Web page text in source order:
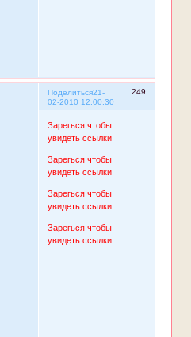
Поделиться 249
21-
02-2010 12:00:30
Зарегься чтобы
увидеть ссылки
Зарегься чтобы
увидеть ссылки
Зарегься чтобы
увидеть ссылки
Зарегься чтобы
увидеть ссылки